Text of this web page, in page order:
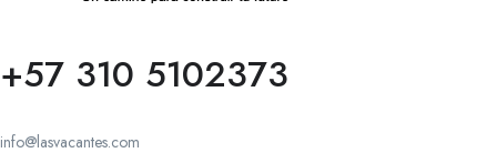
+57 310 5102373
info@lasvacantes.com